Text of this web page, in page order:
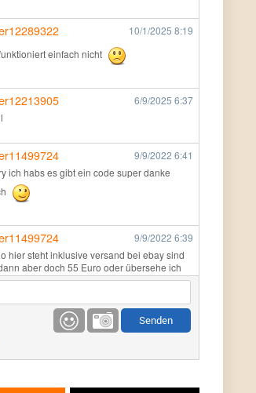
10/1/2025 8:19
einfach nicht
6/9/2025 6:37
9/9/2022 6:41
ich habs es gibt ein code super danke
9/9/2022 6:39
hier steht inklusive versand bei ebay sind
aber doch 55 Euro oder übersehe ich
9/1/20226:17
du hast den Sinn eines
noch immer nicht